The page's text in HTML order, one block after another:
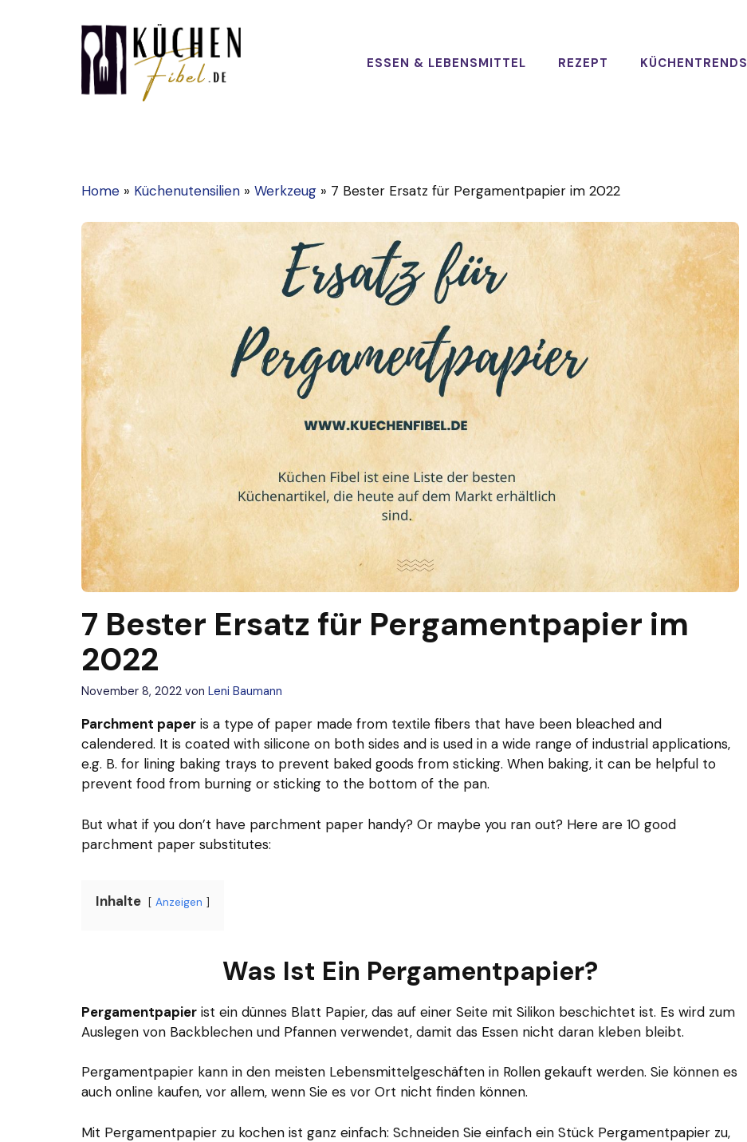
ESSEN & LEBENSMITTEL REZEPT KÜCHENTRENDS
Home » Küchenutensilien » Werkzeug » 7 Bester Ersatz für Pergamentpapier im 2022
7 Bester Ersatz für Pergamentpapier im
2022
November 8, 2022 von Leni Baumann
Parchment paper is a type of paper made from textile fibers that have been bleached and
calendered. It is coated with silicone on both sides and is used in a wide range of industrial applications,
e.g. B. for lining baking trays to prevent baked goods from sticking. When baking, it can be helpful to
prevent food from burning or sticking to the bottom of the pan.
But what if you don’t have parchment paper handy? Or maybe you ran out? Here are 10 good
parchment paper substitutes:
Inhalte Anzeigen
Was Ist Ein Pergamentpapier?
Pergamentpapier ist ein dünnes Blatt Papier, das auf einer Seite mit Silikon beschichtet ist. Es wird zum
Auslegen von Backblechen und Pfannen verwendet, damit das Essen nicht daran kleben bleibt.
Pergamentpapier kann in den meisten Lebensmittelgeschäften in Rollen gekauft werden. Sie können es
auch online kaufen, vor allem, wenn Sie es vor Ort nicht finden können.
Mit Pergamentpapier zu kochen ist ganz einfach: Schneiden Sie einfach ein Stück Pergamentpapier zu,